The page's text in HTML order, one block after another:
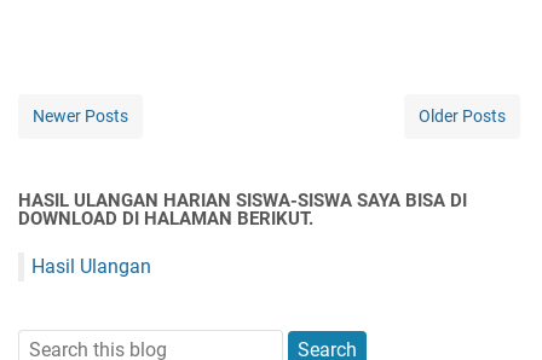
Newer Posts Older Posts
HASIL ULANGAN HARIAN SISWA-SISWA SAYA BISA DI
DOWNLOAD DI HALAMAN BERIKUT.
Hasil Ulangan